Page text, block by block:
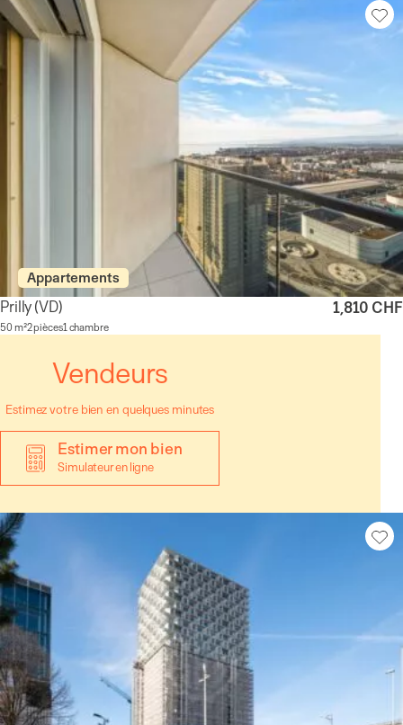
Appartements
Prilly(VD)
50 m²2 pièces1 chambre
1,810 CHF
Vendeurs
Estimez votre bien en quelques minutes
Estimer mon bien
Simulateur en ligne